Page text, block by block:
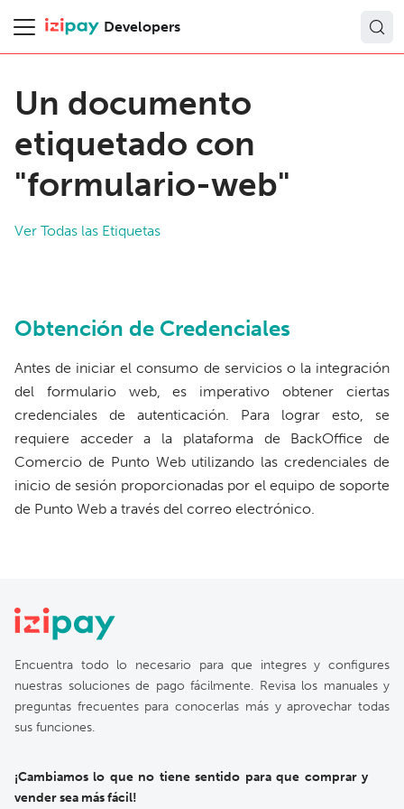
Developers
Un documento
etiquetado con
"formulario-web"
Ver Todas las Etiquetas
Obtención de Credenciales
Antes de iniciar el consumo de servicios o la integración
del formulario web, es imperativo obtener ciertas
credenciales de autenticación. Para lograr esto, se
requiere acceder a la plataforma de BackOffice de
Comercio de Punto Web utilizando las credenciales de
inicio de sesión proporcionadas por el equipo de soporte
de Punto Web a través del correo electrónico.
Encuentra todo lo necesario para que integres y configures
nuestras soluciones de pago fácilmente. Revisa los manuales y
preguntas frecuentes para conocerlas más y aprovechar todas
sus funciones.
¡Cambiamos lo que no tiene sentido para que comprar y
vender sea más fácil!